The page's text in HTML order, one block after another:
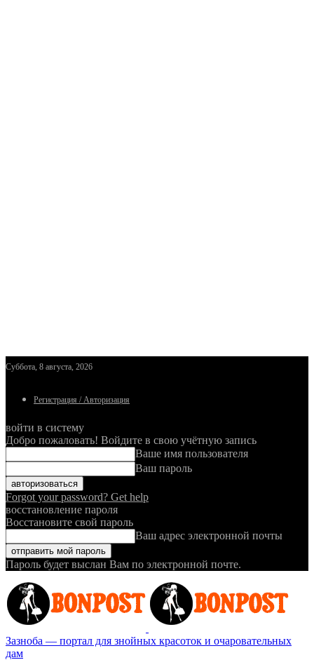
Суббота, 8 августа, 2026
Регистрация / Авторизация
войти в систему
Добро пожаловать! Войдите в свою учётную запись
Ваше имя пользователя
Ваш пароль
Forgot your password? Get help
восстановление пароля
Восстановите свой пароль
Ваш адрес электронной почты
Пароль будет выслан Вам по электронной почте.
Зазноба — портал для знойных красоток и очаровательных
дам